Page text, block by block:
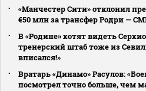
«Манчестер Сити» отклонил
€50 млн за трансфер Родри —
В «Родине» хотят видеть
тренерский штаб тоже из
вписался!»
Вратарь «Динамо» Расулов:
посмотрел точно больше, чем